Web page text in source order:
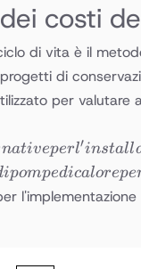
costi
di vita è il
di
per valutare
nativeperl′install
ipompedicalorep